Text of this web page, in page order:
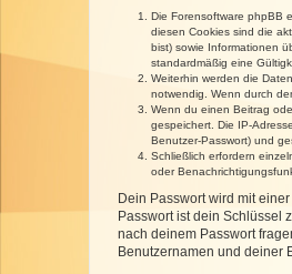
Die Forensoftware phpBB
diesen Cookies sind die
bist) sowie Informationen
standardmäßig eine
Weiterhin werden die
notwendig. Wenn durch
Wenn du einen Beitrag
gespeichert. Die IP-
Benutzer-Passwort) und
Schließlich erfordern
oder
Dein Passwort wird mit
Passwort ist dein Schlüssel
nach deinem Passwort
Benutzernamen und deiner